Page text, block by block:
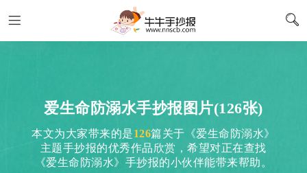
爱生命防溺水手抄报图片(126张)
本文为大家带来的是126篇关于《爱生命防溺水》
主题手抄报的优秀作品欣赏，希望对正在查找
《爱生命防溺水》手抄报的小伙伴能带来帮助。